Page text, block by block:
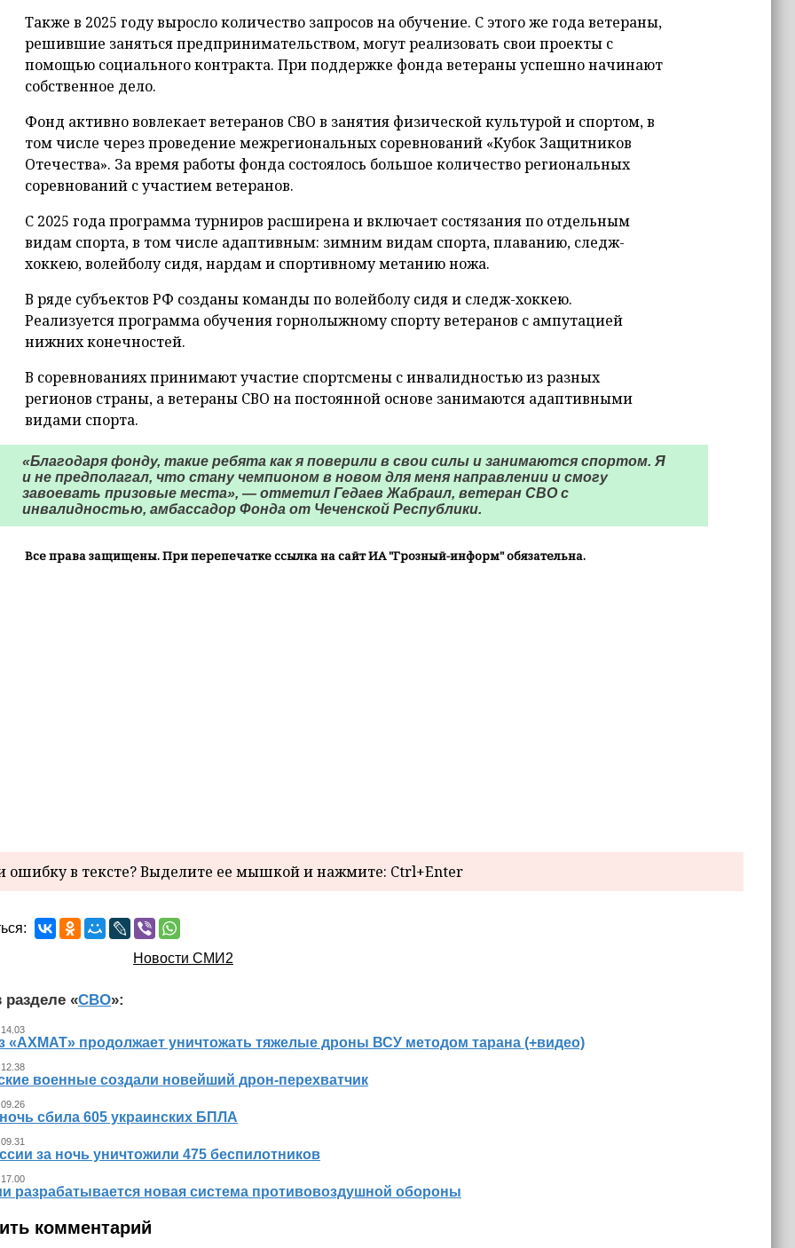
Также в 2025 году выросло количество запросов на обучение. С этого же года ветераны,
решившие заняться предпринимательством, могут реализовать свои проекты с
помощью социального контракта. При поддержке фонда ветераны успешно начинают
собственное дело.
Фонд активно вовлекает ветеранов СВО в занятия физической культурой и спортом, в
том числе через проведение межрегиональных соревнований «Кубок Защитников
Отечества». За время работы фонда состоялось большое количество региональных
соревнований с участием ветеранов.
С 2025 года программа турниров расширена и включает состязания по отдельным
видам спорта, в том числе адаптивным: зимним видам спорта, плаванию, следж-
хоккею, волейболу сидя, нардам и спортивному метанию ножа.
В ряде субъектов РФ созданы команды по волейболу сидя и следж-хоккею.
Реализуется программа обучения горнолыжному спорту ветеранов с ампутацией
нижних конечностей.
В соревнованиях принимают участие спортсмены с инвалидностью из разных
регионов страны, а ветераны СВО на постоянной основе занимаются адаптивными
видами спорта.
«Благодаря фонду, такие ребята как я поверили в свои силы и занимаются спортом. Я
и не предполагал, что стану чемпионом в новом для меня направлении и смогу
завоевать призовые места», — отметил Гедаев Жабраил, ветеран СВО с
инвалидностью, амбассадор Фонда от Чеченской Республики.
Все права защищены. При перепечатке ссылка на сайт ИА "Грозный-информ" обязательна.
в тексте? Выделите ее мышкой и нажмите: Ctrl+Enter
Новости СМИ2
разделе «СВО»:
«АХМАТ» продолжает уничтожать тяжелые дроны ВСУ методом тарана (+видео)
военные создали новейший дрон-перехватчик
сбила 605 украинских БПЛА
за ночь уничтожили 475 беспилотников
разрабатывается новая система противовоздушной обороны
комментарий